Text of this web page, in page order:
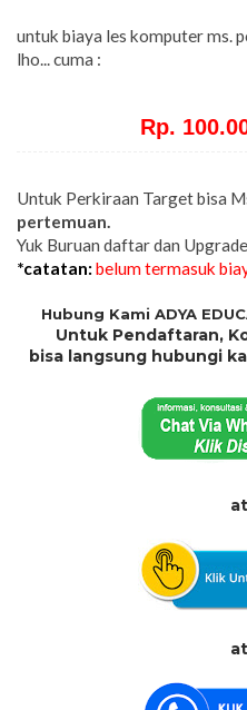
untuk biaya les komputer ms.
lho... cuma :
Rp.
Untuk Perkiraan Target bisa
pertemuan.
Yuk Buruan daftar dan
*catatan: belum termasuk
Hubung Kami ADYA
Untuk Pendaftaran,
bisa langsung hubungi